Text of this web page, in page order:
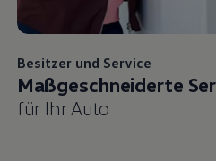
Besitzer und Service
Maßgeschneiderte
für Ihr Auto